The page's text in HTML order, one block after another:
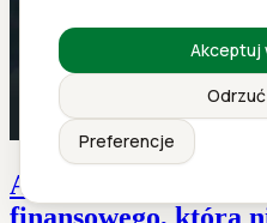
Akceptuj
Preferencje
Automatyczna